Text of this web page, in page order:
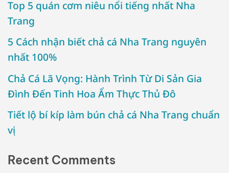
Top 5 quán cơm niêu nổi tiếng nhất Nha
Trang
5 Cách nhận biết chả cá Nha Trang nguyên
nhất 100%
Chả Cá Lã Vọng: Hành Trình Từ Di Sản Gia
Đình Đến Tinh Hoa Ẩm Thực Thủ Đô
Tiết lộ bí kíp làm bún chả cá Nha Trang chuẩn
vị
Recent Comments